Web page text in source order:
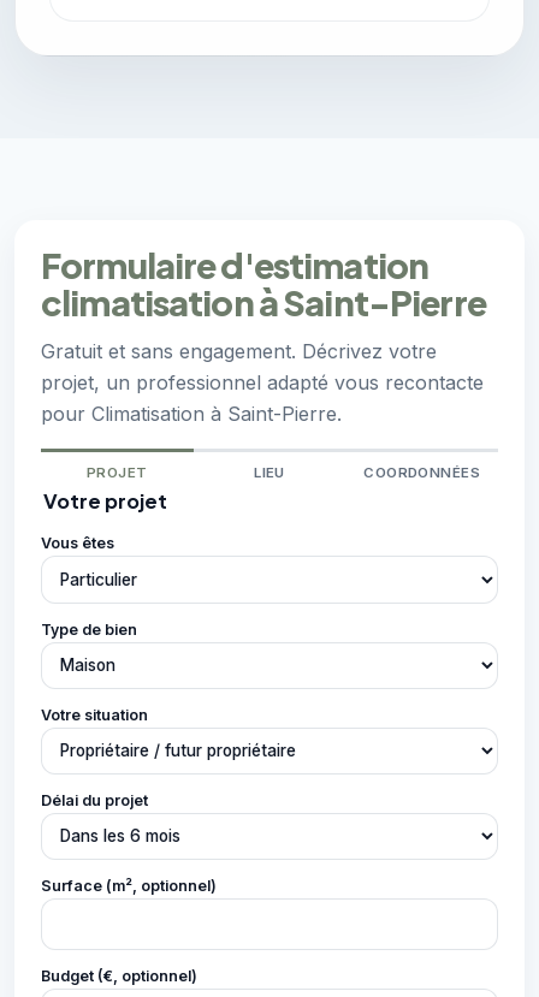
Formulaire d'estimation
climatisation à Saint-Pierre
Gratuit et sans engagement. Décrivez votre
projet, un professionnel adapté vous recontacte
pour Climatisation à Saint-Pierre.
PROJET LIEU COORDONNÉES
Votre projet
Vous êtes
Type de bien
Votre situation
Délai du projet
Surface (m², optionnel)
Budget (€, optionnel)